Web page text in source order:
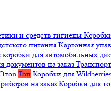
и средств гигиены
питания Картонная
для автомобильных
документов на заказ
Топ Коробки для Wildberries
на заказ Коробки для